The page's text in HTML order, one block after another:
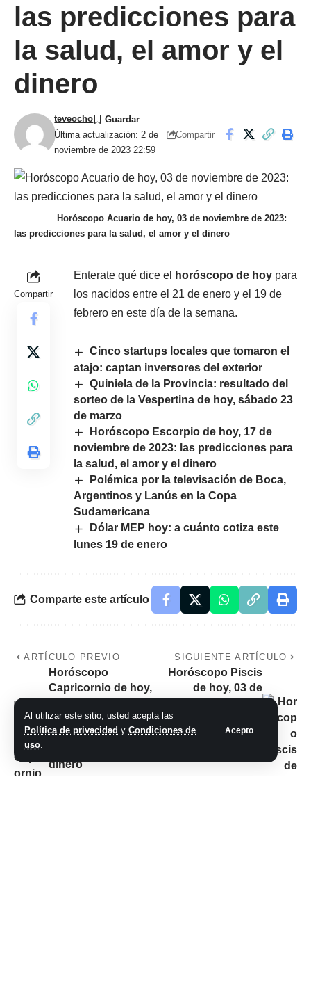
Al utilizar este sitio, usted acepta las
Política de privacidad y Condiciones de
uso.
Acepto
las predicciones para
la salud, el amor y el
dinero
Última actualización: 2 de
noviembre de 2023 22:59
teveocho
Compartir
Horóscopo Acuario de hoy, 03 de noviembre de 2023:
las predicciones para la salud, el amor y el dinero
Compartir
Enterate qué dice el horóscopo de hoy para
los nacidos entre el 21 de enero y el 19 de
febrero en este día de la semana.
Cinco startups locales que tomaron el
atajo: captan inversores del exterior
Quiniela de la Provincia: resultado del
sorteo de la Vespertina de hoy, sábado 23
de marzo
Horóscopo Escorpio de hoy, 17 de
noviembre de 2023: las predicciones para
la salud, el amor y el dinero
Polémica por la televisación de Boca,
Argentinos y Lanús en la Copa
Sudamericana
Dólar MEP hoy: a cuánto cotiza este
lunes 19 de enero
Comparte este artículo
ARTÍCULO PREVIO
Horóscopo
Capricornio de hoy,
2023: las
predicciones para la
dinero
SIGUIENTE ARTÍCULO
Horóscopo Piscis
de hoy, 03 de
para la salud, el